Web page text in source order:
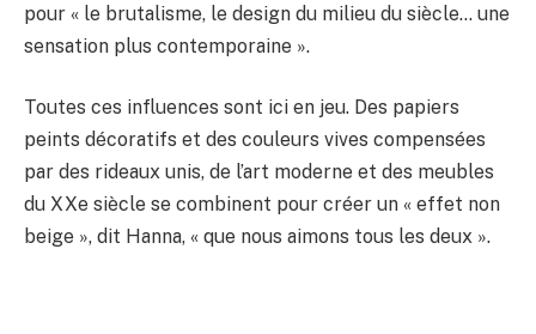
pour « le brutalisme, le design du milieu du siècle… une
sensation plus contemporaine ».
Toutes ces influences sont ici en jeu. Des papiers
peints décoratifs et des couleurs vives compensées
par des rideaux unis, de l’art moderne et des meubles
du XXe siècle se combinent pour créer un « effet non
beige », dit Hanna, « que nous aimons tous les deux ».